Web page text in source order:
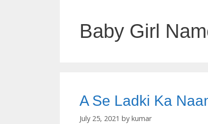
Baby Girl
A Se Ladki Ka
July 25, 2021 by kumar